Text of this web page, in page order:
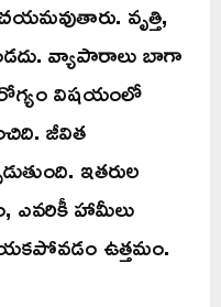
వృత్తి,
వ్యాపారాలు బాగా
విషయంలో
జీవిత
ఇతరుల
ఎవరికీ హామీలు
ఉత్తమం.